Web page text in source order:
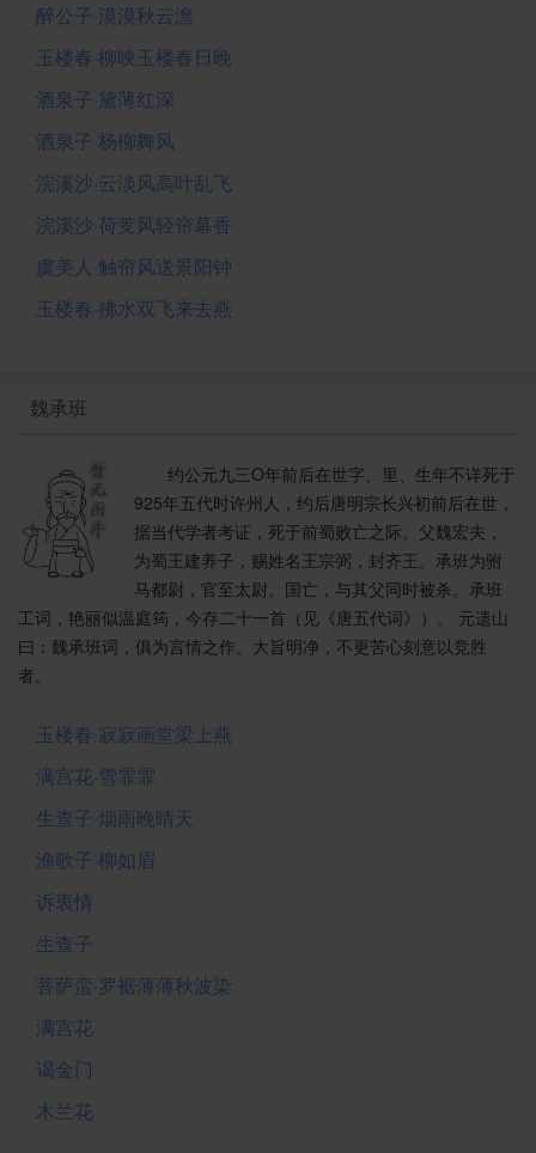
醉公子·漠漠秋云澹
玉楼春·柳映玉楼春日晚
酒泉子·黛薄红深
酒泉子·杨柳舞风
浣溪沙·云淡风高叶乱飞
浣溪沙·荷芰风轻帘幕香
虞美人·触帘风送景阳钟
玉楼春·拂水双飞来去燕
魏承班
约公元九三O年前后在世字、里、生年不详死于
925年五代时许州人，约后唐明宗长兴初前后在世，
据当代学者考证，死于前蜀败亡之际。父魏宏夫，
为蜀王建养子，赐姓名王宗弼，封齐王。承班为驸
马都尉，官至太尉。国亡，与其父同时被杀。承班
工词，艳丽似温庭筠，今存二十一首（见《唐五代词》）。 元遗山
曰：魏承班词，俱为言情之作。大旨明净，不更苦心刻意以竞胜
者。
玉楼春·寂寂画堂梁上燕
满宫花·雪霏霏
生查子·烟雨晚晴天
渔歌子·柳如眉
诉衷情
生查子
菩萨蛮·罗裾薄薄秋波染
满宫花
谒金门
木兰花